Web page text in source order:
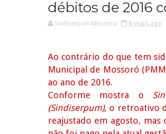
débitos de 2016
Sindiserpum Mossoro 8 years ago
Ao contrário do que tem
Municipal de Mossoró
ao ano de 2016.
Conforme mostra o
(Sindiserpum), o retroativo
reajustado em agosto,